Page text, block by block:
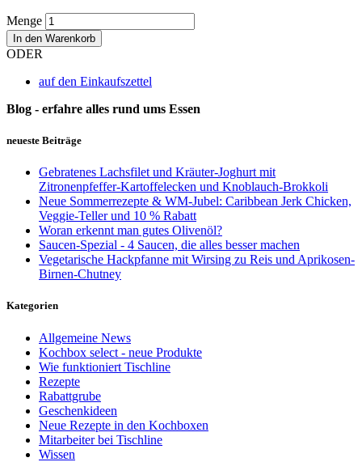
Menge
In den Warenkorb
ODER
auf den Einkaufszettel
Blog - erfahre alles rund ums Essen
neueste Beiträge
Gebratenes Lachsfilet und Kräuter-Joghurt mit
Zitronenpfeffer-Kartoffelecken und Knoblauch-Brokkoli
Neue Sommerrezepte & WM-Jubel: Caribbean Jerk Chicken,
Veggie-Teller und 10 % Rabatt
Woran erkennt man gutes Olivenöl?
Saucen-Spezial - 4 Saucen, die alles besser machen
Vegetarische Hackpfanne mit Wirsing zu Reis und Aprikosen-
Birnen-Chutney
Kategorien
Allgemeine News
Kochbox select - neue Produkte
Wie funktioniert Tischline
Rezepte
Rabattgrube
Geschenkideen
Neue Rezepte in den Kochboxen
Mitarbeiter bei Tischline
Wissen